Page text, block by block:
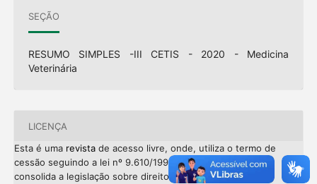
SEÇÃO
RESUMO SIMPLES -III CETIS - 2020 - Medicina
Veterinária
LICENÇA
Esta é uma revistade acesso livre, onde, utiliza o termo de
cessão seguindo a lei nº 9.610/1998, que altera, atualiza e
consolida a legislação sobre direitos autorais no Brasil. Os